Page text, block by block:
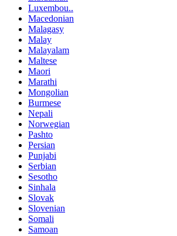
Luxembou..
Macedonian
Malagasy
Malay
Malayalam
Maltese
Maori
Marathi
Mongolian
Burmese
Nepali
Norwegian
Pashto
Persian
Punjabi
Serbian
Sesotho
Sinhala
Slovak
Slovenian
Somali
Samoan